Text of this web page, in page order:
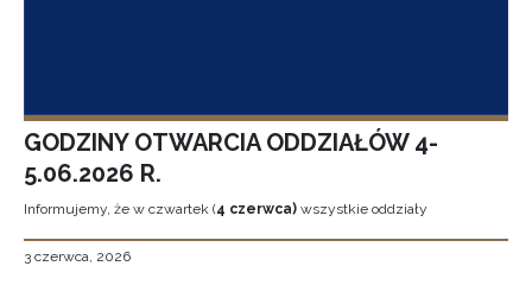
GODZINY OTWARCIA ODDZIAŁÓW 4-
5.06.2026 R.
Informujemy, że w czwartek (4 czerwca) wszystkie oddziały
3 czerwca, 2026